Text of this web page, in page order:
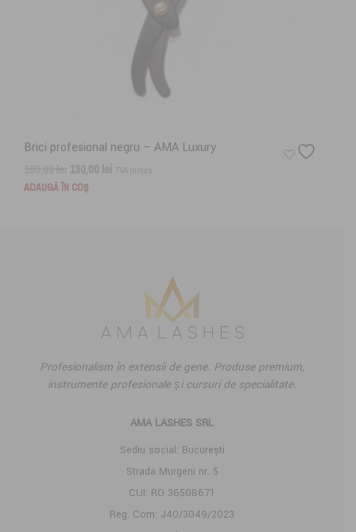
Brici profesional negru – AMA Luxury
Prețul
inițial
130,00lei Prețul
TVA Inclus
ADAUGĂ ÎN COȘ
Profesionalism în extensii de gene. Produse premium,
instrumente profesionale și cursuri de specialitate.
AMA LASHES SRL
Sediu social: București
Strada Murgeni nr. 5
CUI: RO 36508671
Reg. Com: J40/3049/2023